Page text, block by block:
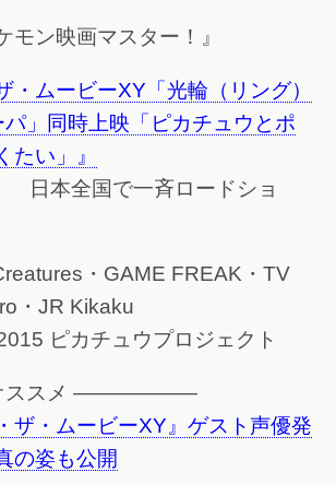
モン映画マスター！』
・ムービーXY「光輪（リング）
」同時上映「ピカチュウとポ
たい」』
日本全国で一斉ロードショ
・GAME FREAK・TV
・JR Kikaku
ピカチュウプロジェクト
オススメ ——————
ザ・ムービーXY』ゲスト声優発
の姿も公開